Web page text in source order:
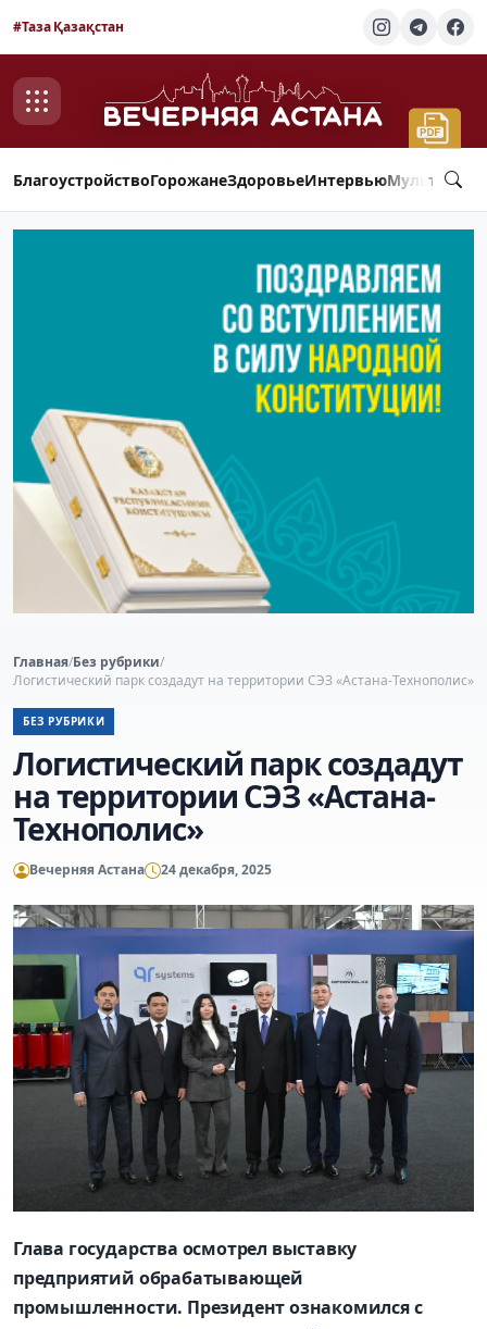
#Таза Қазақстан
БлагоустройствоГорожанеЗдоровьеИнтервью
Главная/Без рубрики/
Логистический парк создадут на территории СЭЗ «Астана-Технополис»
БЕЗ РУБРИКИ
Логистический парк создадут
на территории СЭЗ «Астана-
Технополис»
Вечерняя Астана 24 декабря, 2025
Глава государства осмотрел выставку
предприятий обрабатывающей
промышленности. Президент ознакомился с